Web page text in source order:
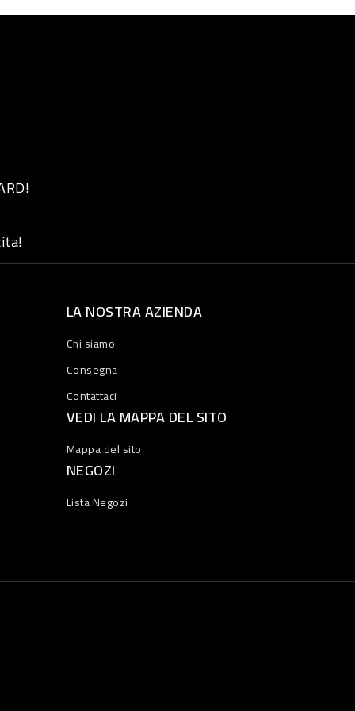
LA NOSTRA AZIENDA
Chi siamo
Consegna
Contattaci
VEDI LA MAPPA DEL SITO
Mappa del sito
NEGOZI
Lista Negozi